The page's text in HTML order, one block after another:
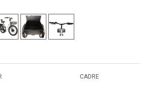
CADRE